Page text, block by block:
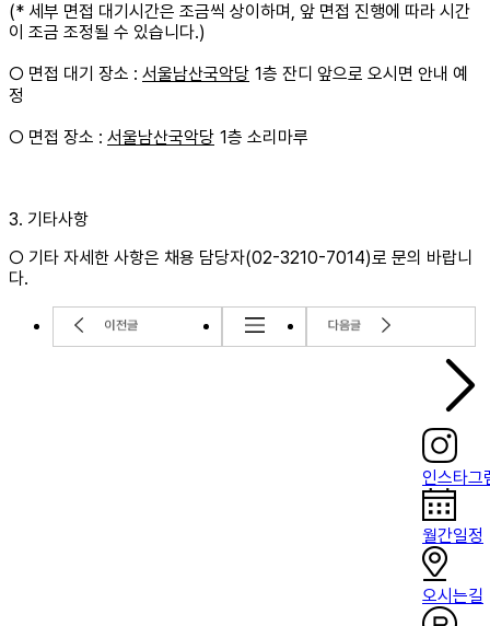
(* 세부 면접 대기시간은 조금씩 상이하며 , 앞 면접 진행에 따라 시간
이 조금 조정될 수 있습니다.)
○ 면접 대기 장소 : 서울남산국악당 1층 잔디 앞으로 오시면 안내 예
정
○ 면접 장소 : 서울남산국악당 1층 소리마루
3. 기타사항
○ 기타 자세한 사항은 채용 담당자(02-3210-7014)로 문의 바랍니
다.
인스타그
월간일정
오시는길